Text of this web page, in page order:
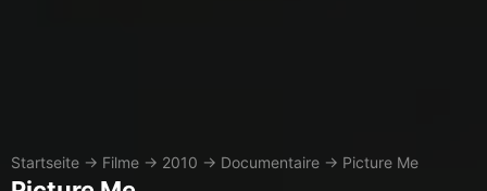
Startseite → Filme → 2010 → Documentaire → Picture Me